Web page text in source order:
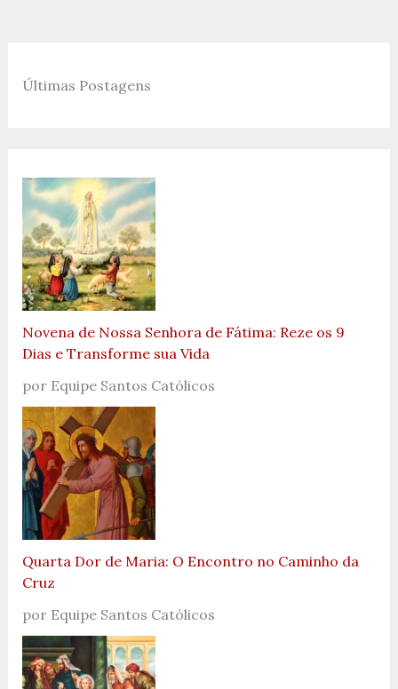
Últimas Postagens
Novena de Nossa Senhora de Fátima: Reze os 9
Dias e Transforme sua Vida
por Equipe Santos Católicos
Quarta Dor de Maria: O Encontro no Caminho da
Cruz
por Equipe Santos Católicos